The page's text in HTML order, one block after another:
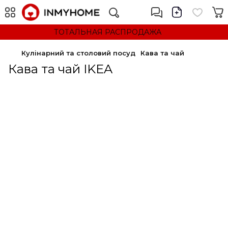
ТОТАЛЬНАЯ РАСПРОДАЖА
Кулінарний та столовий посуд Кава та чай
Кава та чай IKEA